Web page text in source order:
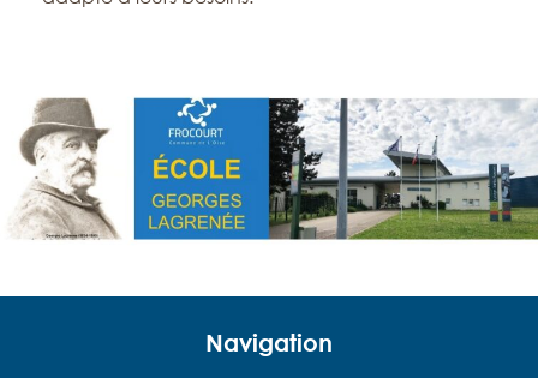
Navigation